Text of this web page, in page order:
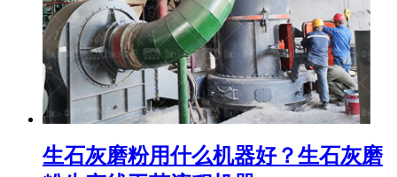
生石灰磨粉用什么机器好？生石灰磨